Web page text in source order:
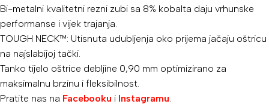
Bi-metalni kvalitetni rezni zubi sa 8% kobalta daju vrhunske
performanse i vijek trajanja.
TOUGH NECK™: Utisnuta udubljenja oko prijema jačaju oštricu
na najslabijoj tački.
Tanko tijelo oštrice debljine 0,90 mm optimizirano za
maksimalnu brzinu i fleksibilnost.
Pratite nas na Facebooku i Instagramu